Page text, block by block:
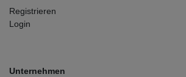
Registrieren
Login
Unternehmen